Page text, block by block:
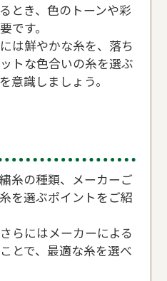
とき、色のトーンや彩
です。
は鮮やかな糸を、落ち
トな色合いの糸を選ぶ
意識しましょう。
糸の種類、メーカーご
を選ぶポイントをご紹
らにはメーカーによる
とで、最適な糸を選べ